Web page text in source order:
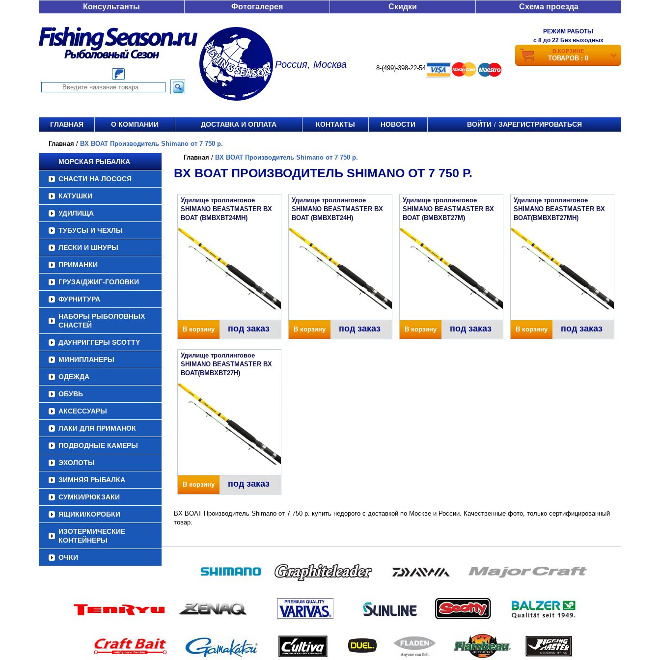
Консультанты Фотогалерея Скидки Схема проезда
Россия, Москва 8-(499)-398-22-54
РЕЖИМ РАБОТЫ
c 8 до 22 Без выходных
В КОРЗИНЕ
ТОВАРОВ : 0
ГЛАВНАЯ О КОМПАНИИ ДОСТАВКА И ОПЛАТА КОНТАКТЫ НОВОСТИ ВОЙТИ / ЗАРЕГИСТРИРОВАТЬСЯ
Главная / BX BOAT Производитель Shimano от 7 750 р.
МОРСКАЯ РЫБАЛКА
СНАСТИ НА ЛОСОСЯ
КАТУШКИ
УДИЛИЩА
ТУБУСЫ И ЧЕХЛЫ
ЛЕСКИ И ШНУРЫ
ПРИМАНКИ
ГРУЗА/ДЖИГ-ГОЛОВКИ
ФУРНИТУРА
НАБОРЫ РЫБОЛОВНЫХ
СНАСТЕЙ
ДАУНРИГГЕРЫ SCOTTY
МИНИПЛАНЕРЫ
ОДЕЖДА
ОБУВЬ
АКСЕССУАРЫ
ЛАКИ ДЛЯ ПРИМАНОК
ПОДВОДНЫЕ КАМЕРЫ
ЭХОЛОТЫ
ЗИМНЯЯ РЫБАЛКА
СУМКИ/РЮКЗАКИ
ЯЩИКИ/КОРОБКИ
ИЗОТЕРМИЧЕСКИЕ
КОНТЕЙНЕРЫ
ОЧКИ
Главная / BX BOAT Производитель Shimano от 7 750 р.
BX BOAT ПРОИЗВОДИТЕЛЬ SHIMANO ОТ 7 750 Р.
Удилище троллинговое
SHIMANO BEASTMASTER BX
BOAT (BMBXBT24MH)
В корзину под заказ
Удилище троллинговое
SHIMANO BEASTMASTER BX
BOAT (BMBXBT24H)
В корзину под заказ
Удилище троллинговое
SHIMANO BEASTMASTER BX
BOAT (BMBXBT27M)
В корзину под заказ
Удилище троллинговое
SHIMANO BEASTMASTER BX
BOAT(BMBXBT27MH)
В корзину под заказ
Удилище троллинговое
SHIMANO BEASTMASTER BX
BOAT(BMBXBT27H)
В корзину под заказ
BX BOAT Производитель Shimano от 7 750 р. купить недорого с доставкой по Москве и России. Качественные фото, только сертифицированный
товар.